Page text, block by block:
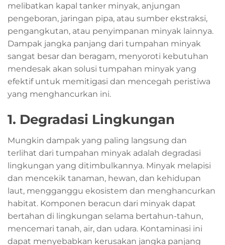
melibatkan kapal tanker minyak, anjungan
pengeboran, jaringan pipa, atau sumber ekstraksi,
pengangkutan, atau penyimpanan minyak lainnya.
Dampak jangka panjang dari tumpahan minyak
sangat besar dan beragam, menyoroti kebutuhan
mendesak akan solusi tumpahan minyak yang
efektif untuk memitigasi dan mencegah peristiwa
yang menghancurkan ini.
1. Degradasi Lingkungan
Mungkin dampak yang paling langsung dan
terlihat dari tumpahan minyak adalah degradasi
lingkungan yang ditimbulkannya. Minyak melapisi
dan mencekik tanaman, hewan, dan kehidupan
laut, mengganggu ekosistem dan menghancurkan
habitat. Komponen beracun dari minyak dapat
bertahan di lingkungan selama bertahun-tahun,
mencemari tanah, air, dan udara. Kontaminasi ini
dapat menyebabkan kerusakan jangka panjang